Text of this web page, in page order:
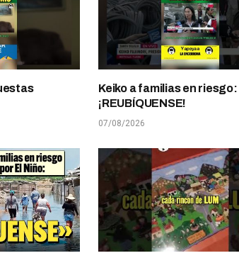
Keiko a familias en riesgo:
¡REUBÍQUENSE!
07/08/2026